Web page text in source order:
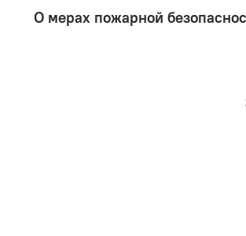
О мерах пожарной